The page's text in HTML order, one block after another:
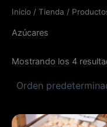
Inicio / Tienda /
Azúcares
Mostrando los 4